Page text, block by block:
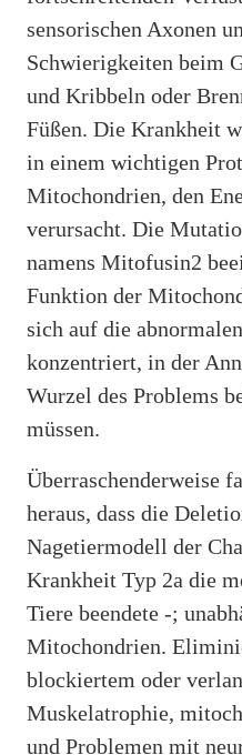
sensorischen Axonen
Schwierigkeiten beim
und Kribbeln oder
Füßen. Die Krankheit
in einem wichtigen
Mitochondrien, den
verursacht. Die
namens Mitofusin2
Funktion der
sich auf die
konzentriert, in der
Wurzel des Problems
müssen.
Überraschenderweise
heraus, dass die
Nagetiermodell der
Krankheit Typ 2a die
Tiere beendete -;
Mitochondrien.
blockiertem oder
Muskelatrophie,
und Problemen mit